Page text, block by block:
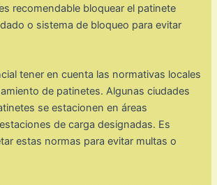
recomendable bloquear el patinete
o sistema de bloqueo para evitar
tener en cuenta las normativas locales
de patinetes. Algunas ciudades
se estacionen en áreas
de carga designadas. Es
estas normas para evitar multas o